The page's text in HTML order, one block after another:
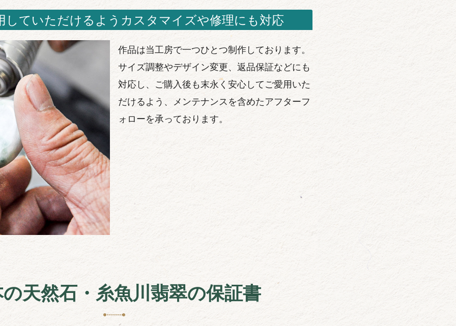
していただけるようカスタマイズや修理にも対応
作品は当工房で一つひとつ制作しております。
サイズ調整やデザイン変更、返品保証などにも
対応し、ご購入後も末永く安心してご愛用いた
だけるよう、メンテナンスを含めたアフターフ
ォローを承っております。
天然石・糸魚川翡翠の保証書